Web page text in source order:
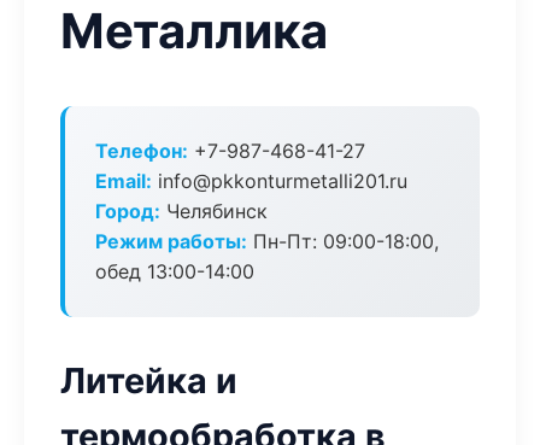
Металлика
Телефон: +7-987-468-41-27
Email: info@pkkonturmetalli201.ru
Город: Челябинск
Режим работы: Пн-Пт: 09:00-18:00,
обед 13:00-14:00
Литейка и
термообработка в